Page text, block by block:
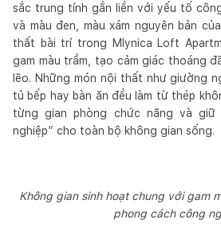
sắc trung tính gắn liền với yếu tố
và màu đen, màu xám nguyên bản
thất bài trí trong Mlynica Loft
gam màu trầm, tạo cảm giác thoáng
lẽo. Những món nội thất như giường
tủ bếp hay bàn ăn đều làm từ thép
từng gian phòng chức năng và giữ
nghiệp” cho toàn bộ không gian sống.
Không gian sinh hoạt chung với gam
phong cách công